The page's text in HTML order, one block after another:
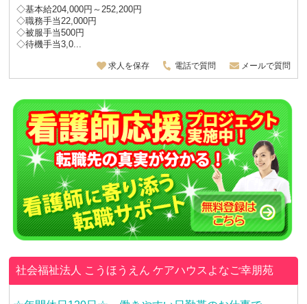
◇基本給204,000円～252,200円
◇職務手当22,000円
◇被服手当500円
◇待機手当3,0...
求人を保存 電話で質問 メールで質問
社会福祉法人 こうほうえんケアハウスよなご幸朋苑